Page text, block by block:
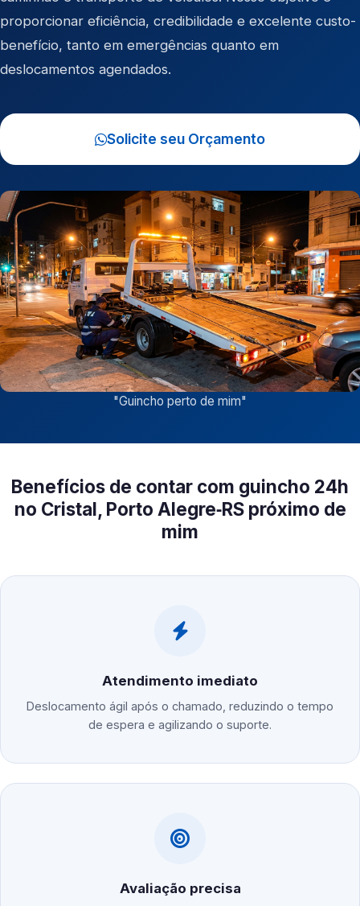
proporcionar eficiência, credibilidade e excelente custo-
benefício, tanto em emergências quanto em
deslocamentos agendados.
Solicite seu Orçamento
"Guincho perto de mim"
Benefícios de contar com guincho 24h
no Cristal, Porto Alegre‑RS próximo de
mim
Atendimento imediato
Deslocamento ágil após o chamado, reduzindo o tempo
de espera e agilizando o suporte.
Avaliação precisa